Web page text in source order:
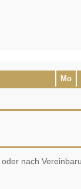
Mo
nach